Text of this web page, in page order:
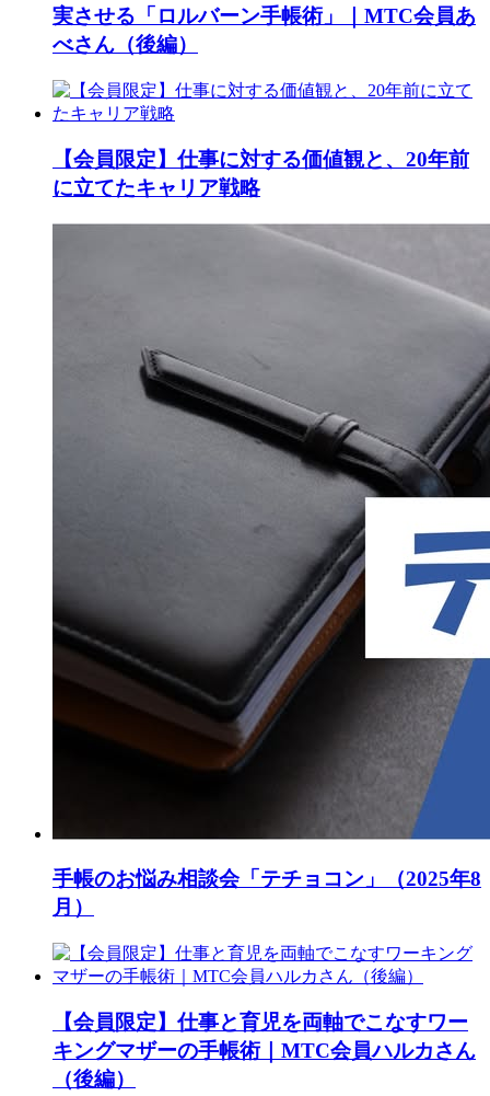
実させる「ロルバーン手帳術」｜MTC会員あ
べさん（後編）
【会員限定】仕事に対する価値観と、20年前
に立てたキャリア戦略
手帳のお悩み相談会「テチョコン」（2025年8
月）
【会員限定】仕事と育児を両軸でこなすワー
キングマザーの手帳術｜MTC会員ハルカさん
（後編）